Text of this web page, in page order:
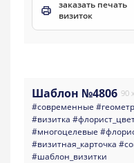
заказать печать
визиток
Шаблон №4806 90
#современные
#визитка
#многоцелевые
#визитная_карточка
#шаблон_визитки